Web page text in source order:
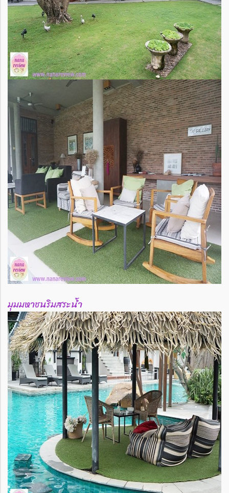
มุมมหาชนริมสระน้ำ